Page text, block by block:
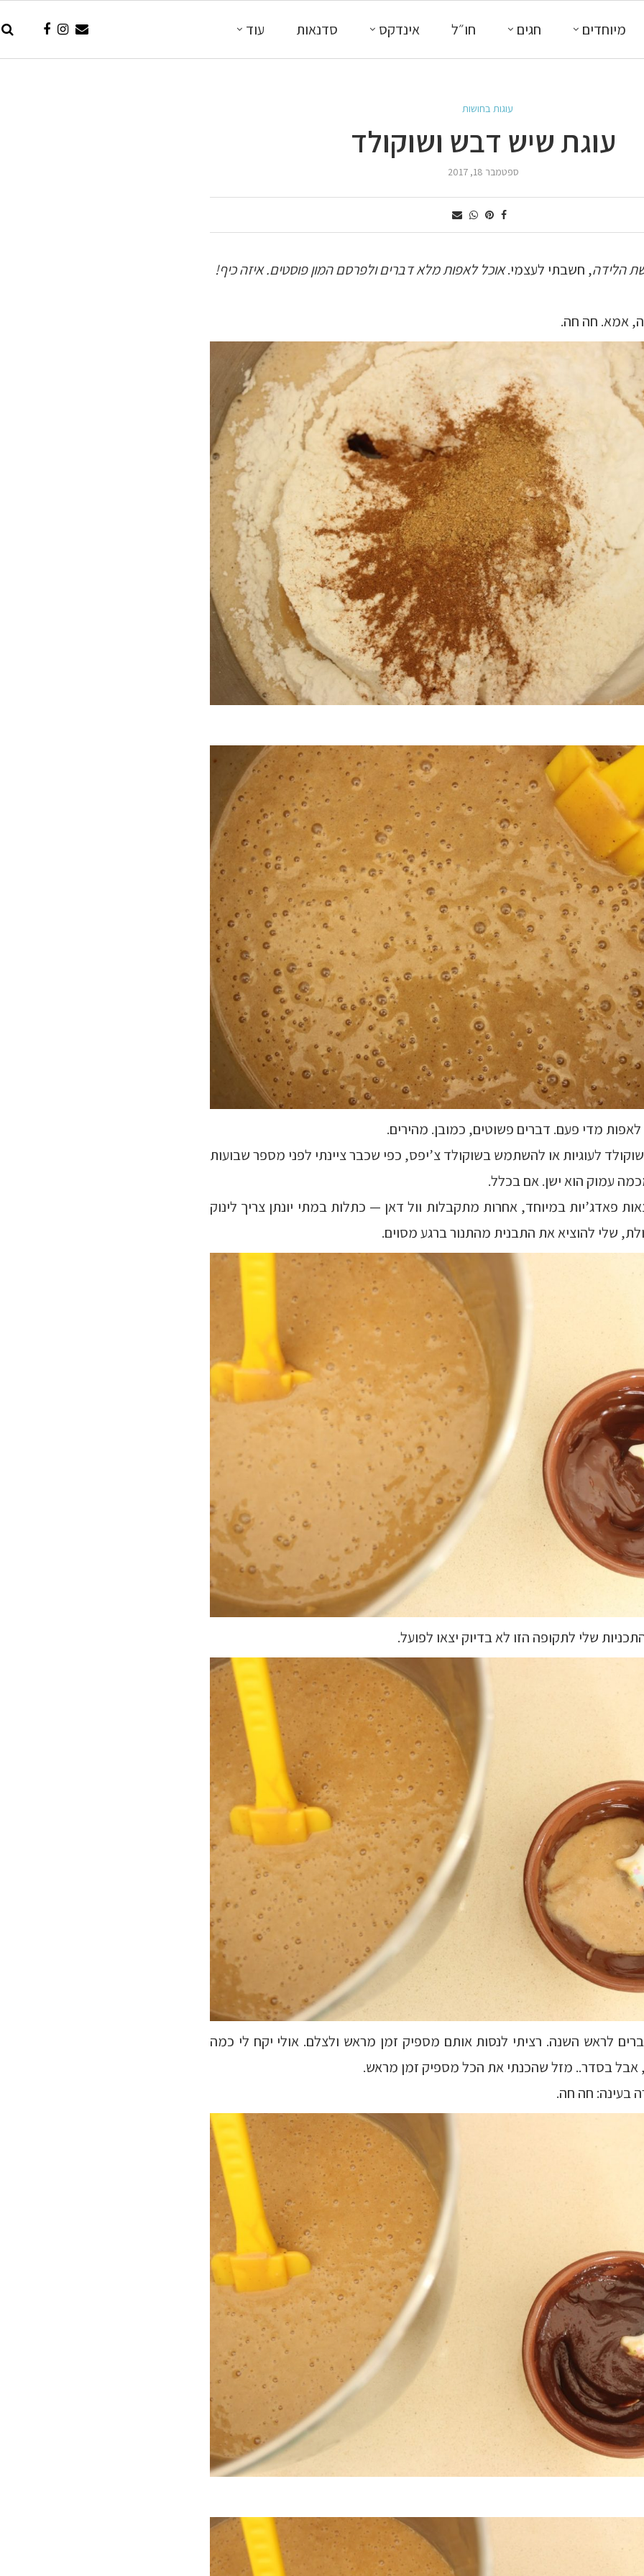
מיוחדים חגים חו״ל אינדקס סדנאות עוד
עוגות בחושות
עוגת שיש דבש ושוקולד
ספטמבר 18, 2017
הלידה, חשבתי לעצמי.אוכל לאפות מלא דברים ולפרסם המון פוסטים. איזה כיף!
אמא. חה חה.
לאפות מדי פעם. דברים פשוטים, כמובן. מהירים.
לעוגיות או להשתמש בשוקולד צ’יפס, כפי שכבר ציינתי לפני מספר שבועות
עמוק הוא ישן. אם בכלל.
פאדג’יות במיוחד, אחרות מתקבלות וול דאן — כתלות במתי יונתן צריך לינוק
שלי להוציא את התבנית מהתנור ברגע מסוים.
שלי לתקופה הזו לא בדיוק יצאו לפועל.
לראש השנה. רציתי לנסות אותם מספיק זמן מראש ולצלם. אולי יקח לי כמה
אבל בסדר.. מזל שהכנתי את הכל מספיק זמן מראש.
בעינה: חה חה.